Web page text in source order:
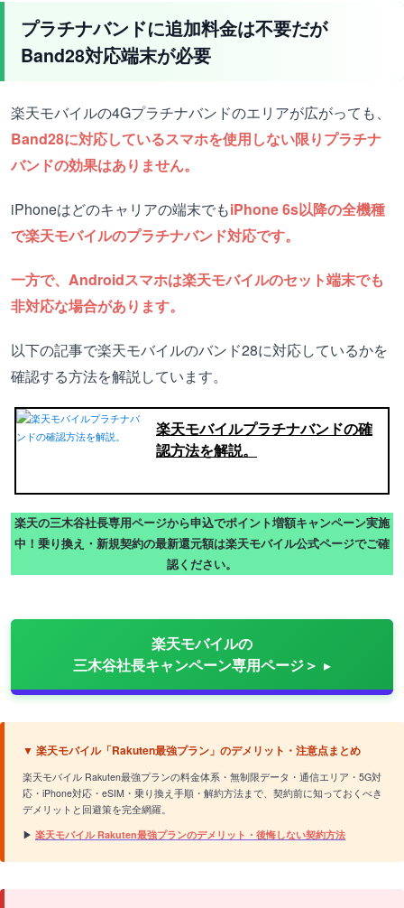
プラチナバンドに追加料金は不要だが
Band28対応端末が必要
楽天モバイルの4Gプラチナバンドのエリアが広がっても、
Band28に対応しているスマホを使用しない限りプラチナ
バンドの効果はありません。
iPhoneはどのキャリアの端末でもiPhone 6s以降の全機種
で楽天モバイルのプラチナバンド対応です。
一方で、Androidスマホは楽天モバイルのセット端末でも
非対応な場合があります。
以下の記事で楽天モバイルのバンド28に対応しているかを
確認する方法を解説しています。
楽天モバイルプラチナバンドの確
認方法を解説。
楽天の三木谷社長専用ページから申込でポイント増額キャンペーン実施
中！乗り換え・新規契約の最新還元額は楽天モバイル公式ページでご確
認ください。
楽天モバイルの
三木谷社長キャンペーン専用ページ＞
▼ 楽天モバイル「Rakuten最強プラン」のデメリット・注意点まとめ
楽天モバイル Rakuten最強プランの料金体系・無制限データ・通信エリア・5G対
応・iPhone対応・eSIM・乗り換え手順・解約方法まで、契約前に知っておくべき
デメリットと回避策を完全網羅。
▶ 楽天モバイル Rakuten最強プランのデメリット・後悔しない契約方法